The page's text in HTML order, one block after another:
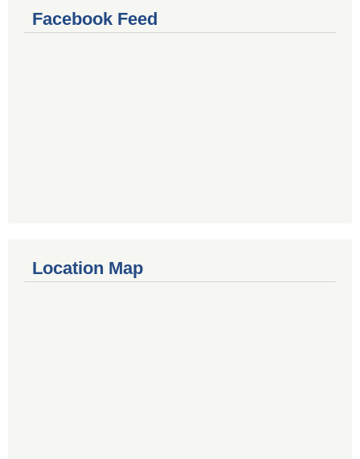
Facebook Feed
Location Map